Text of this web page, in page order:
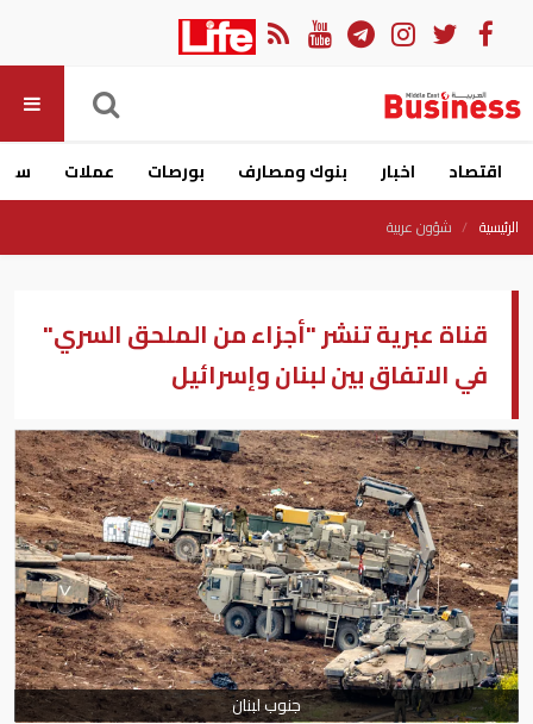
اقتصاد اخبار بنوك ومصارف بورصات عملات
الرئيسية شؤون عربية
قناة عبرية تنشر "أجزاء من الملحق السري"
في الاتفاق بين لبنان وإسرائيل
جنوب لبنان